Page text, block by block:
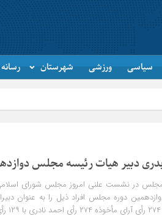
سیاسی ورزشی شهرستان
دبیر هیات رئیسه مجلس
مجلس در نشست علنی امروز مجلس شورای
دوره مجلس افراد ذیل را به عنوان